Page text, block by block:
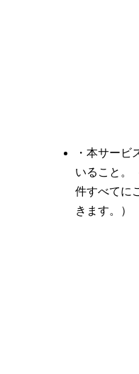
・本サービ
いること。
件すべてに
きます。）